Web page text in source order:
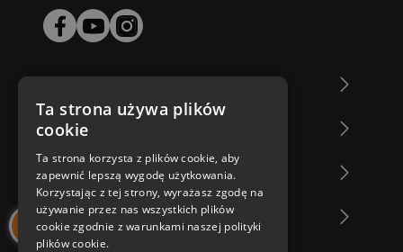
Zakupy u nas
Nasza oferta
Nasi autorzy
Ta strona używa plików
cookie
Ta strona korzysta z plików cookie, aby
zapewnić lepszą wygodę użytkowania.
Korzystając z tej strony, wyrażasz zgodę na
używanie przez nas wszystkich plików
cookie zgodnie z warunkami naszej polityki
plików cookie.